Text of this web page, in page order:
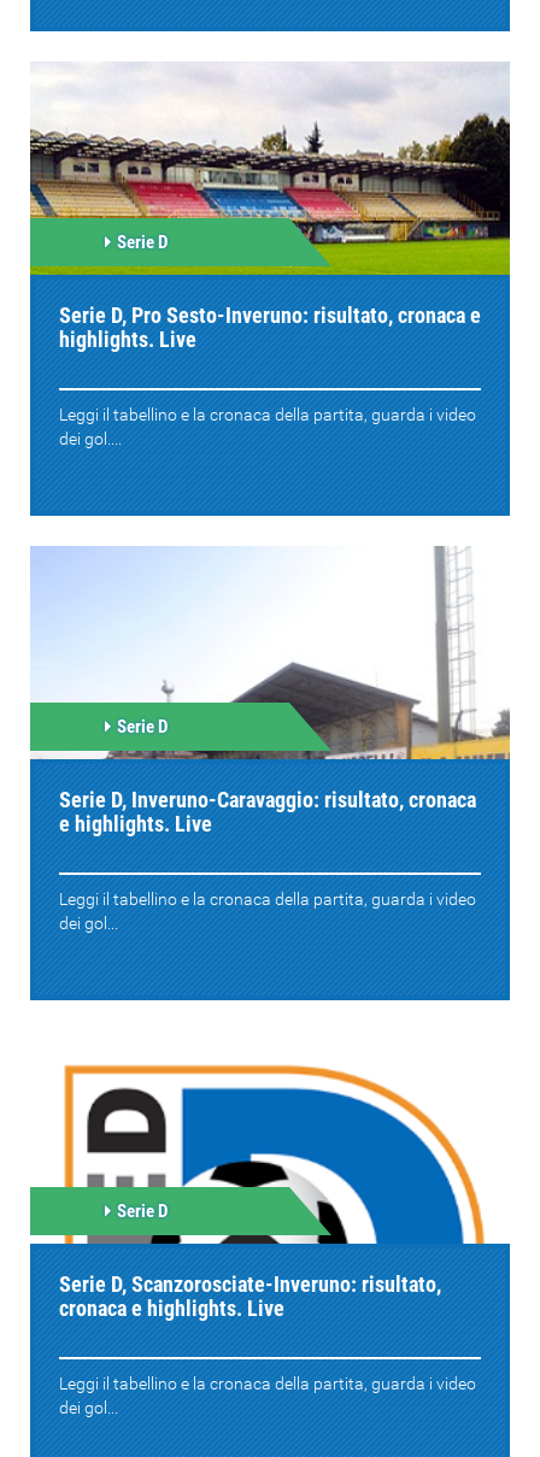
Serie D
Serie D, Pro Sesto-Inveruno: risultato, cronaca e
highlights. Live
Leggi il tabellino e la cronaca della partita, guarda i video
dei gol....
Serie D
Serie D, Inveruno-Caravaggio: risultato, cronaca
e highlights. Live
Leggi il tabellino e la cronaca della partita, guarda i video
dei gol...
Serie D
Serie D, Scanzorosciate-Inveruno: risultato,
cronaca e highlights. Live
Leggi il tabellino e la cronaca della partita, guarda i video
dei gol...